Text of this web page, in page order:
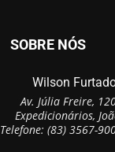
SOBRE NÓS
Wilson
Av. Júlia Freire,
Expedicionários,
Telefone: (83) 3567-